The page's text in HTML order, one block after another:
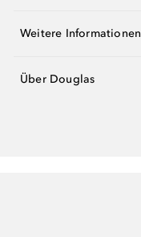
Weitere Informationen
Über Douglas